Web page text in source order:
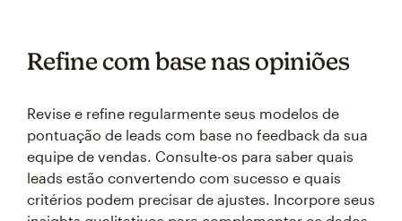
Refine com base nas opiniões
Revise e refine regularmente seus modelos de
pontuação de leads com base no feedback da sua
equipe de vendas. Consulte-os para saber quais
leads estão convertendo com sucesso e quais
critérios podem precisar de ajustes. Incorpore seus